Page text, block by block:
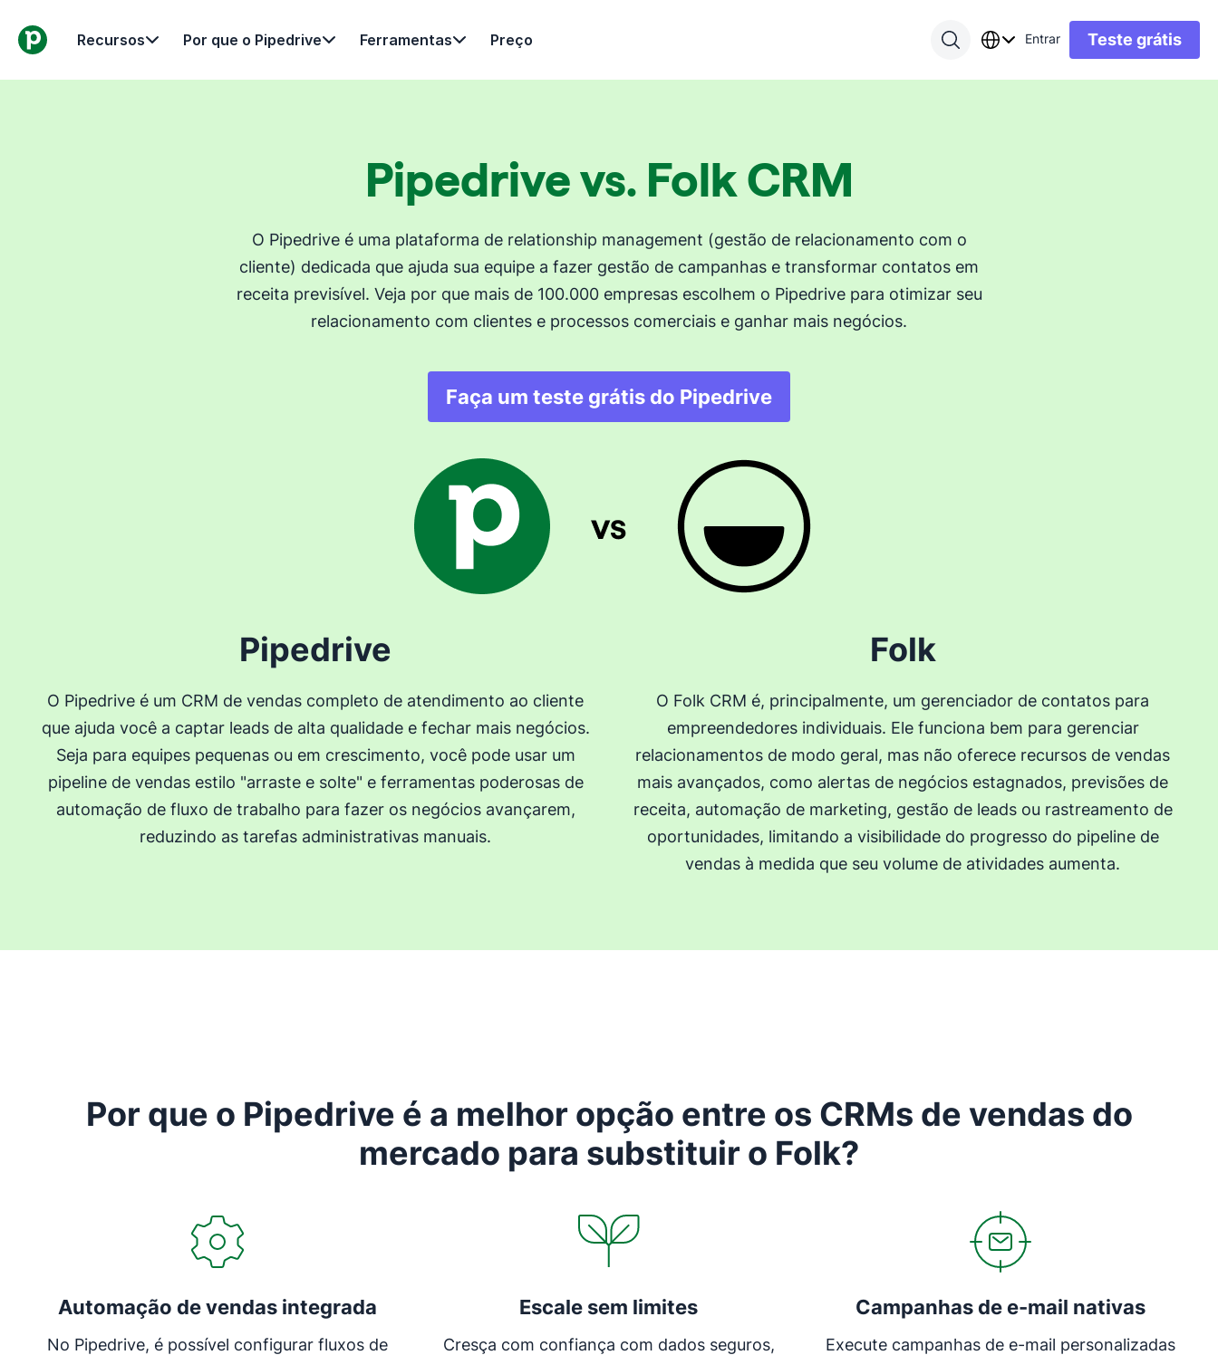
Recursos Por que o Pipedrive Ferramentas Preço Entrar Teste grátis
Pipedrive vs. Folk CRM
O Pipedrive é uma plataforma de relationship management (gestão de relacionamento com o
cliente) dedicada que ajuda sua equipe a fazer gestão de campanhas e transformar contatos em
receita previsível. Veja por que mais de 100.000 empresas escolhem o Pipedrive para otimizar seu
relacionamento com clientes e processos comerciais e ganhar mais negócios.
Faça um teste grátis do Pipedrive
Pipedrive
O Pipedrive é um CRM de vendas completo de atendimento ao cliente
que ajuda você a captar leads de alta qualidade e fechar mais negócios.
Seja para equipes pequenas ou em crescimento, você pode usar um
pipeline de vendas estilo "arraste e solte" e ferramentas poderosas de
automação de fluxo de trabalho para fazer os negócios avançarem,
reduzindo as tarefas administrativas manuais.
Folk
O Folk CRM é, principalmente, um gerenciador de contatos para
empreendedores individuais. Ele funciona bem para gerenciar
relacionamentos de modo geral, mas não oferece recursos de vendas
mais avançados, como alertas de negócios estagnados, previsões de
receita, automação de marketing, gestão de leads ou rastreamento de
oportunidades, limitando a visibilidade do progresso do pipeline de
vendas à medida que seu volume de atividades aumenta.
Por que o Pipedrive é a melhor opção entre os CRMs de vendas do
mercado para substituir o Folk?
Automação de vendas integrada
No Pipedrive, é possível configurar fluxos de
Escale sem limites
Cresça com confiança com dados seguros,
Campanhas de e-mail nativas
Execute campanhas de e-mail personalizadas